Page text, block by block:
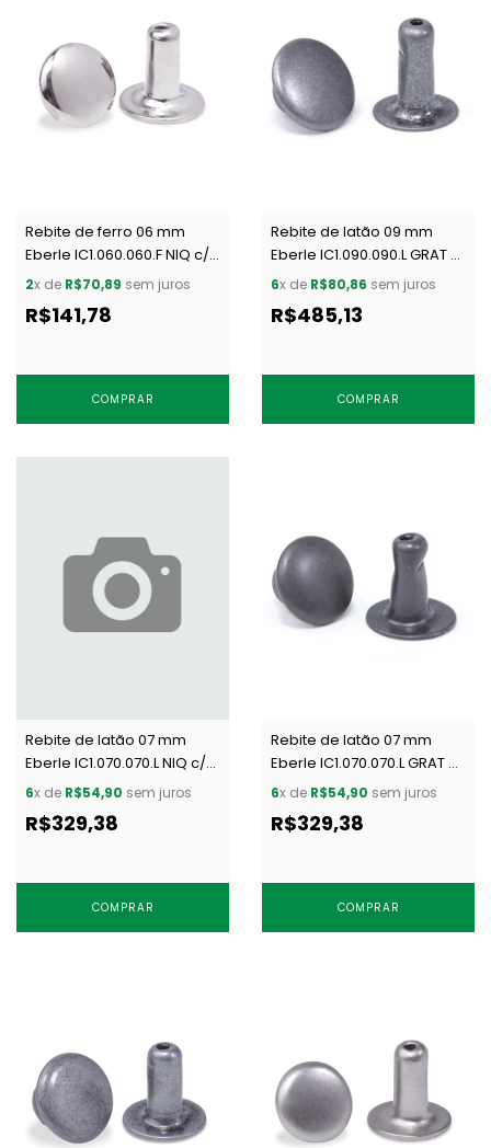
Rebite de ferro 06 mm
Eberle IC1.060.060.F NIQ c/
1000 un
2x de R$70,89 sem juros
R$141,78
COMPRAR
Rebite de latão 09 mm
Eberle IC1.090.090.L GRAT c/
1000 un
6x de R$80,86 sem juros
R$485,13
COMPRAR
Rebite de latão 07 mm
Eberle IC1.070.070.L NIQ c/
1000 un
6x de R$54,90 sem juros
R$329,38
COMPRAR
Rebite de latão 07 mm
Eberle IC1.070.070.L GRAT c/
1000 un
6x de R$54,90 sem juros
R$329,38
COMPRAR